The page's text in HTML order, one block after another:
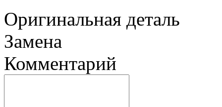
Оригинальная деталь
Замена
Комментарий